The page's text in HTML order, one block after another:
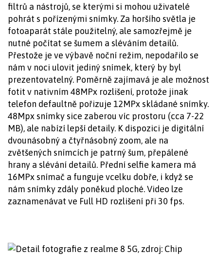
filtrů a nástrojů, se kterými si mohou uživatelé
pohrát s pořízenými snímky. Za horšího světla je
fotoaparát stále použitelný, ale samozřejmě je
nutné počítat se šumem a sléváním detailů.
Přestože je ve výbavě noční režim, nepodařilo se
nám v noci ulovit jediný snímek, který by byl
prezentovatelný. Poměrně zajímavá je ale možnost
fotit v nativním 48MPx rozlišení, protože jinak
telefon defaultně pořizuje 12MPx skládané snímky.
48Mpx snímky sice zaberou víc prostoru (cca 7-22
MB), ale nabízí lepší detaily. K dispozici je digitální
dvounásobný a čtyřnásobný zoom, ale na
zvětšených snímcích je patrný šum, přepálené
hrany a slévání detailů. Přední selfie kamera má
16MPx snímač a funguje vcelku dobře, i když se
nám snímky zdály poněkud ploché. Video lze
zaznamenávat ve Full HD rozlišení při 30 fps.